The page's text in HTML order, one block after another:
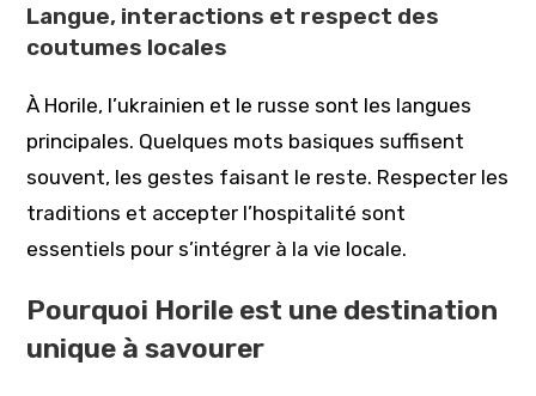
Langue, interactions et respect des
coutumes locales
À Horile, l’ukrainien et le russe sont les langues
principales. Quelques mots basiques suffisent
souvent, les gestes faisant le reste. Respecter les
traditions et accepter l’hospitalité sont
essentiels pour s’intégrer à la vie locale.
Pourquoi Horile est une destination
unique à savourer